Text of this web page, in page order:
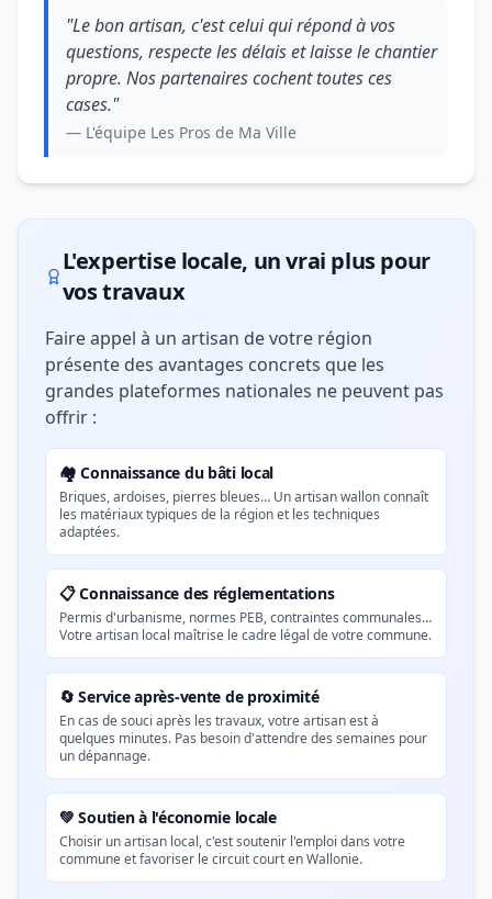
"Le bon artisan, c'est celui qui répond à vos
questions, respecte les délais et laisse le chantier
propre. Nos partenaires cochent toutes ces
cases."
— L'équipe Les Pros de Ma Ville
L'expertise locale, un vrai plus pour
vos travaux
Faire appel à un artisan de votre région
présente des avantages concrets que les
grandes plateformes nationales ne peuvent pas
offrir :
🏘️ Connaissance du bâti local
Briques, ardoises, pierres bleues… Un artisan wallon connaît
les matériaux typiques de la région et les techniques
adaptées.
📋 Connaissance des réglementations
Permis d'urbanisme, normes PEB, contraintes communales…
Votre artisan local maîtrise le cadre légal de votre commune.
🔄 Service après-vente de proximité
En cas de souci après les travaux, votre artisan est à
quelques minutes. Pas besoin d'attendre des semaines pour
un dépannage.
💚 Soutien à l'économie locale
Choisir un artisan local, c'est soutenir l'emploi dans votre
commune et favoriser le circuit court en Wallonie.